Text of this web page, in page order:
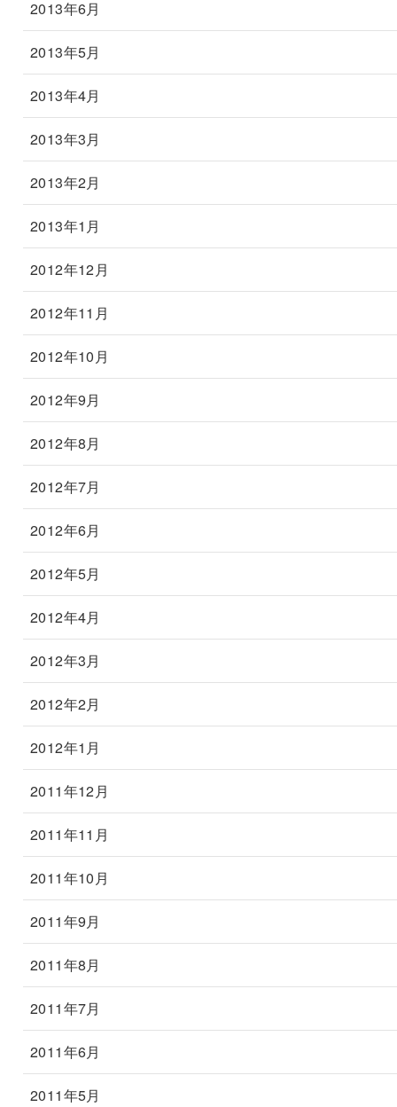
2013年6月
2013年5月
2013年4月
2013年3月
2013年2月
2013年1月
2012年12月
2012年11月
2012年10月
2012年9月
2012年8月
2012年7月
2012年6月
2012年5月
2012年4月
2012年3月
2012年2月
2012年1月
2011年12月
2011年11月
2011年10月
2011年9月
2011年8月
2011年7月
2011年6月
2011年5月